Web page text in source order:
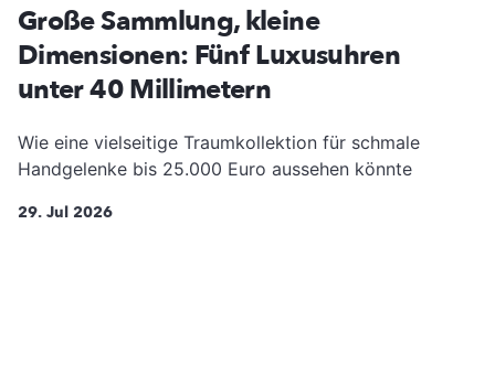
Große Sammlung, kleine
Dimensionen: Fünf Luxusuhren
unter 40 Millimetern
Wie eine vielseitige Traumkollektion für schmale
Handgelenke bis 25.000 Euro aussehen könnte
29. Jul 2026